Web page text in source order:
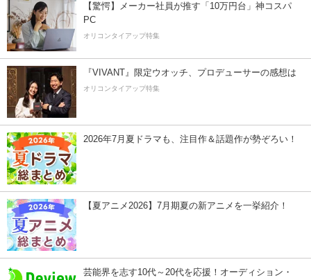
【驚愕】メーカー社員が推す「10万円台」神コスパ
PC
オリコンタイアップ特集
『VIVANT』限定ウオッチ、プロデューサーの感想は
オリコンタイアップ特集
2026年7月夏ドラマも、注目作＆話題作が勢ぞろい！
【夏アニメ2026】7月期夏の新アニメを一挙紹介！
芸能界を志す10代～20代を応援！オーディション・